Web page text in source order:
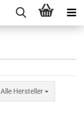
Alle Hersteller